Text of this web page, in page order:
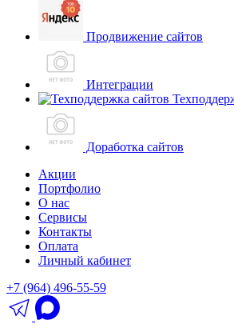
Продвижение сайтов
Интеграции
Доработка сайтов
Акции
Портфолио
О нас
Сервисы
Контакты
Оплата
Личный кабинет
+7 (964) 496-55-59